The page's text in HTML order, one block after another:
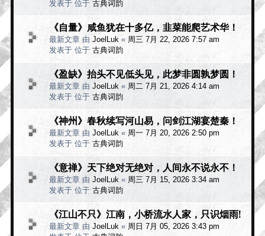
发表于 位于 古典词韵
《自量》咸鱼犹在十多亿，韭菜能爬艺术华！
最新文章 由 JoelLuk « 周三 7月 22, 2026 7:57 am
发表于 位于 古典词韵
《盈缺》抬头不见低头见，此梦非圆孰梦圆！
最新文章 由 JoelLuk « 周二 7月 21, 2026 4:14 am
发表于 位于 古典词韵
《神州》春秋续写河山易，问剑江湖宴楚秦！
最新文章 由 JoelLuk « 周一 7月 20, 2026 2:50 pm
发表于 位于 古典词韵
《意禅》天下绝对无绝对，人间永不说永不！
最新文章 由 JoelLuk « 周三 7月 15, 2026 3:34 am
发表于 位于 古典词韵
《江山不只》江南，小桥流水人家，只识烟雨!
最新文章 由 JoelLuk « 周日 7月 05, 2026 3:43 pm